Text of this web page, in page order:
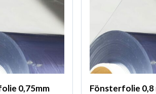
0,75mm
Fönsterfolie 0,8